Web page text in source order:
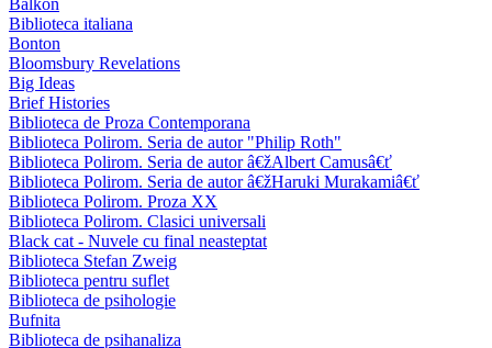
Biblioteca italiana
Bonton
Bloomsbury Revelations
Big Ideas
Brief Histories
Biblioteca de Proza Contemporana
Biblioteca Polirom. Seria de autor "Philip Roth"
Biblioteca Polirom. Seria de autor â€žAlbert Camusâ€ť
Biblioteca Polirom. Seria de autor â€žHaruki Murakamiâ€ť
Biblioteca Polirom. Proza XX
Biblioteca Polirom. Clasici universali
Black cat - Nuvele cu final neasteptat
Biblioteca Stefan Zweig
Biblioteca pentru suflet
Biblioteca de psihologie
Bufnita
Biblioteca de psihanaliza